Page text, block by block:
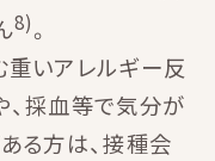
8)。
重いアレルギー反
、採血等で気分が
る方は、接種会